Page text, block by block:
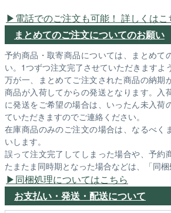
電話でのご注文も可能！ 詳しくはこ
まとめてのご注文についてのお願い
予約商品・取寄商品については、まとめて
い。1つずつ注文完了させていただきますよ
万が一、まとめてご注文された商品の納期
商品が入荷してからの発送となります。入
に発送をご希望の場合は、いったん未入荷
ていただきますのでご連絡ください。
在庫商品のみのご注文の場合は、なるべく
いします。
誤って注文完了してしまった場合や、予約
たまたま同時期となった場合などは、「同梱
同梱処理についてはこちら
お支払い・発送・配送について